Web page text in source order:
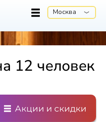
Москва
12 человек
Акции и скидки